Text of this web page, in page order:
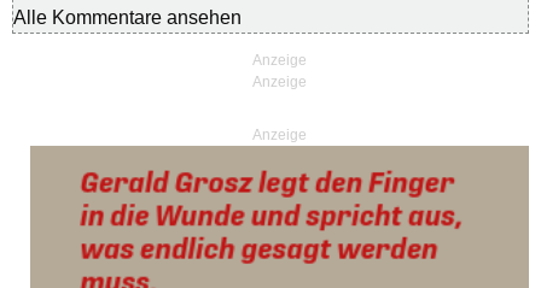
Alle Kommentare ansehen
Anzeige